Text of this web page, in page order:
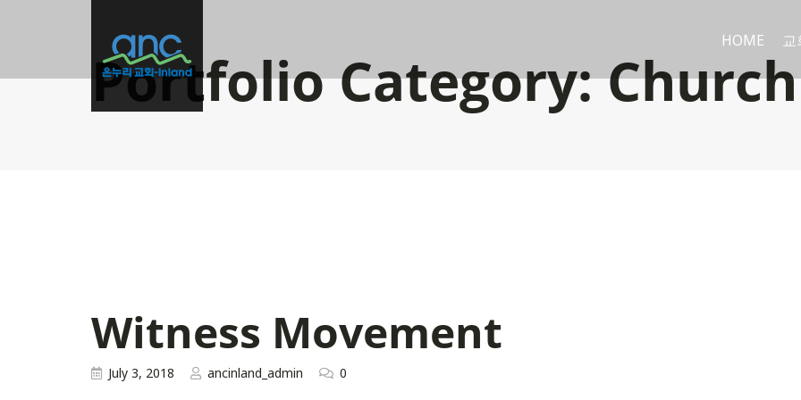
HOME
Portfolio Category:Church
Witness Movement
July 3, 2018 ancinland_admin 0